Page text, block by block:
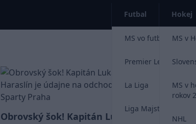
Futbal
MS vo futbale 2026
Premier League
La Liga
Liga Majstrov
Hokej
MS v
MS v
rokov
NHL
Obrovský šok! Kapitán Lukáš